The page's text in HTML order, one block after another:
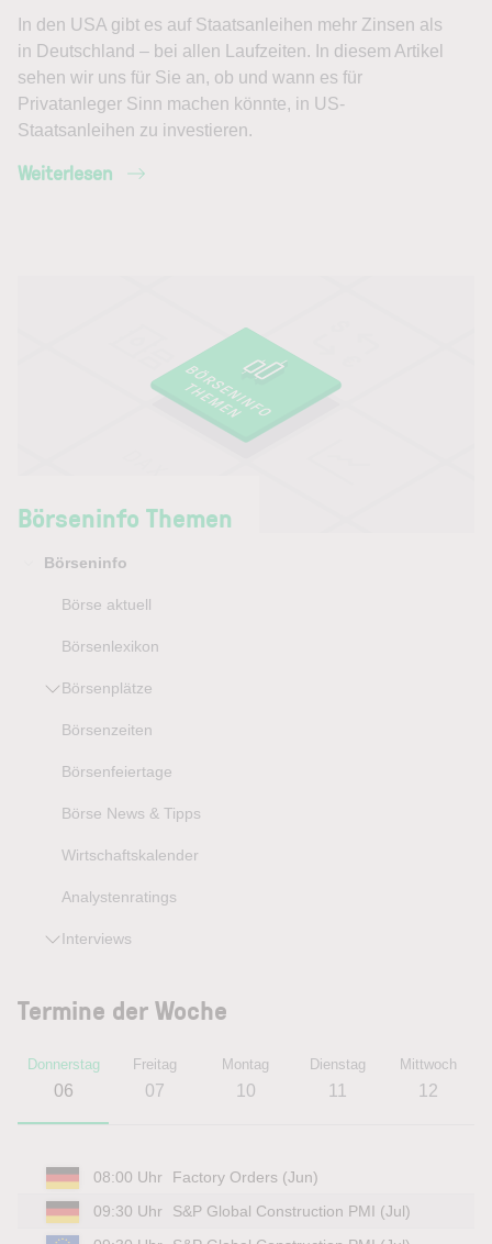
In den USA gibt es auf Staatsanleihen mehr Zinsen als
in Deutschland – bei allen Laufzeiten. In diesem Artikel
sehen wir uns für Sie an, ob und wann es für
Privatanleger Sinn machen könnte, in US-
Staatsanleihen zu investieren.
Weiterlesen
Börseninfo Themen
Börseninfo
Börse aktuell
Börsenlexikon
Börsenplätze
Börsenzeiten
Börsenfeiertage
Börse News & Tipps
Wirtschaftskalender
Analystenratings
Interviews
Termine der Woche
Donnerstag
06
Freitag
07
Montag
10
Dienstag
11
Mittwoch
12
08:00 Uhr
Factory Orders (Jun)
09:30 Uhr
S&P Global Construction PMI (Jul)